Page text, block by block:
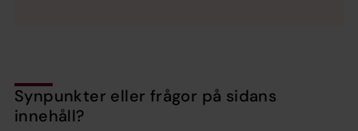
Synpunkter eller frågor på sidans
innehåll?